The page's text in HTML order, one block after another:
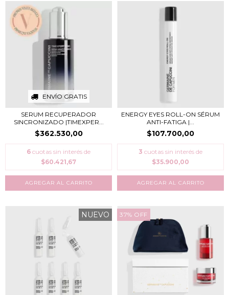
ENVÍO GRATIS
SERUM RECUPERADOR
SINCRONIZADO |TIMEXPER...
$362.530,00
6 cuotas sin interés de
$60.421,67
ENERGY EYES ROLL-ON SÉRUM
ANTI-FATIGA |...
$107.700,00
3 cuotas sin interés de
$35.900,00
NUEVO 37% OFF